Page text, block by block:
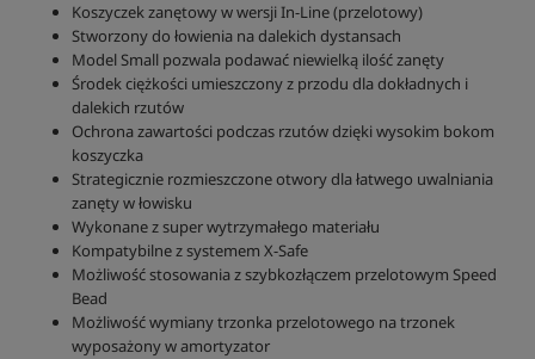
Koszyczek zanętowy w wersji In-Line (przelotowy)
Stworzony do łowienia na dalekich dystansach
Model Small pozwala podawać niewielką ilość zanęty
Środek ciężkości umieszczony z przodu dla dokładnych i
dalekich rzutów
Ochrona zawartości podczas rzutów dzięki wysokim bokom
koszyczka
Strategicznie rozmieszczone otwory dla łatwego uwalniania
zanęty w łowisku
Wykonane z super wytrzymałego materiału
Kompatybilne z systemem X-Safe
Możliwość stosowania z szybkozłączem przelotowym Speed
Bead
Możliwość wymiany trzonka przelotowego na trzonek
wyposażony w amortyzator